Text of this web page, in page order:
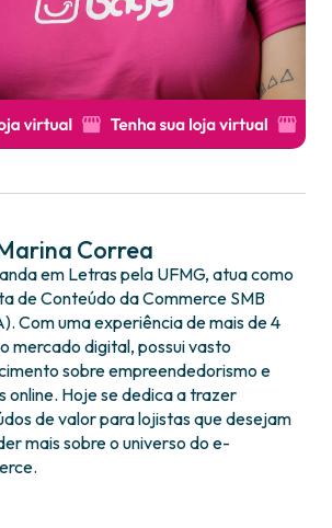
Correa
em Letras pela UFMG, atua como
de Conteúdo da Commerce SMB
Com uma experiência de mais de 4
mercado digital, possui vasto
sobre empreendedorismo e
online. Hoje se dedica a trazer
de valor para lojistas que desejam
mais sobre o universo do e-